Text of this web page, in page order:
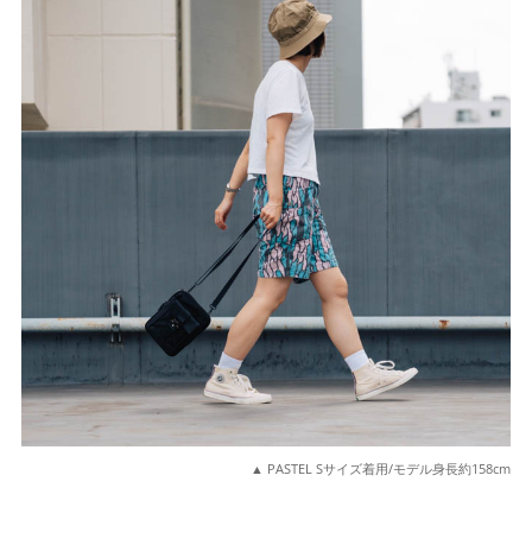
▲ PASTEL Sサイズ着用/モデル身長約158cm